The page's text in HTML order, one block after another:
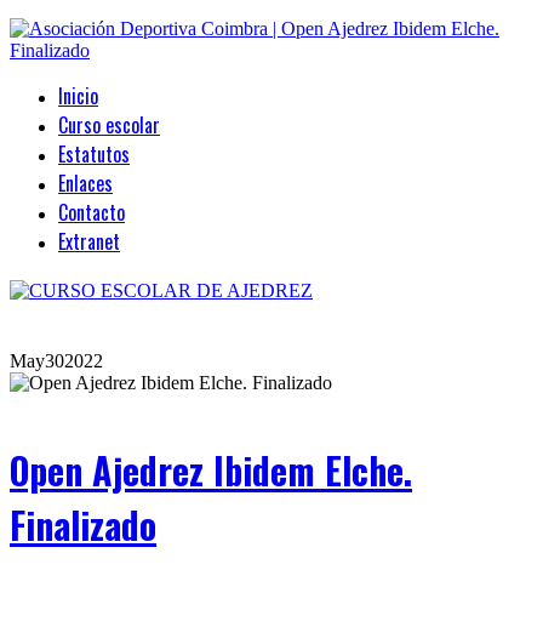
Inicio
Curso escolar
Estatutos
Enlaces
Contacto
Extranet
May302022
Open Ajedrez Ibidem Elche.
Finalizado